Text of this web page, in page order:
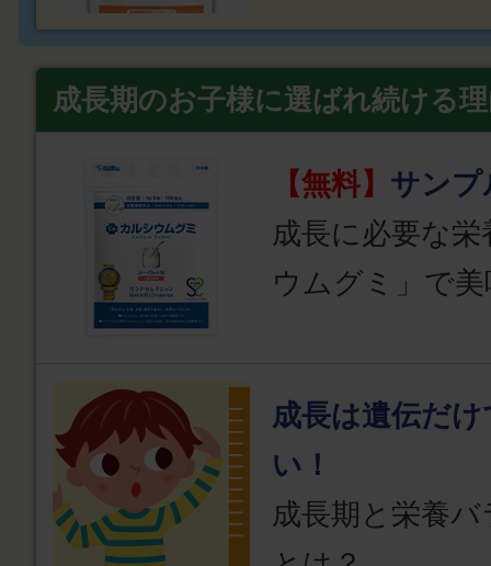
成長期のお子様に選ばれ続ける
【無料】 サンプ
成長に必要な
ウムグミ」で
成長は遺伝だ
い！
成長期と栄養